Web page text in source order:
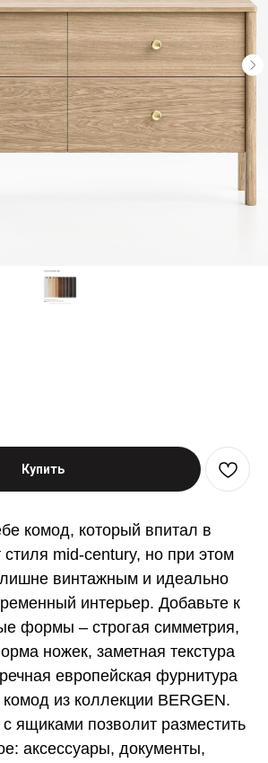
Купить
комод, который впитал в
mid-century, но при этом
винтажным и идеально
интерьер. Добавьте к
формы – строгая симметрия,
ножек, заметная текстура
европейская фурнитура
из коллекции BERGEN.
ящиками позволит разместить
аксессуары, документы,